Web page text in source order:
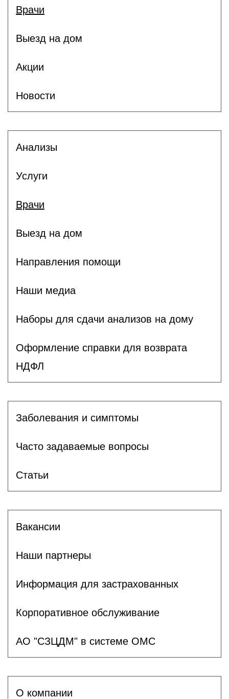
Врачи
Выезд на дом
Акции
Новости
Анализы
Услуги
Врачи
Выезд на дом
Направления помощи
Наши медиа
Наборы для сдачи анализов на дому
Оформление справки для возврата
НДФЛ
Заболевания и симптомы
Часто задаваемые вопросы
Статьи
Вакансии
Наши партнеры
Информация для застрахованных
Корпоративное обслуживание
АО "СЗЦДМ" в системе ОМС
О компании